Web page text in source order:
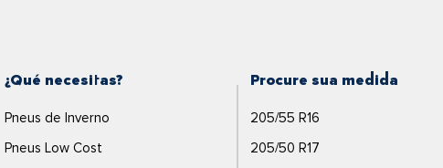
¿Qué necesitas?
Pneus de Inverno
Pneus Low Cost
Procure sua medida
205/55 R16
205/50 R17